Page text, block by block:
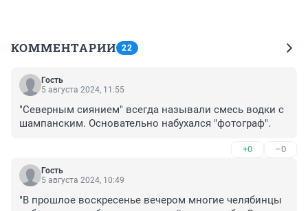
КОММЕНТАРИИ 22
Гость
5 августа 2024, 11:55
"Северным сиянием" всегда называли смесь водки с
шампанским. Основательно набухался "фотограф".
+0 –0
Гость
5 августа 2024, 10:49
"В прошлое воскресенье вечером многие челябинцы